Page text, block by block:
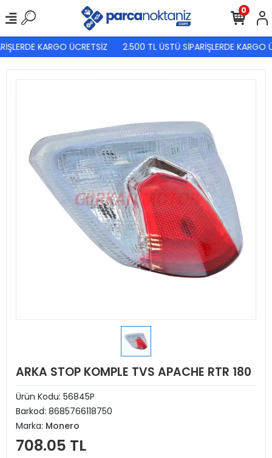
KARGO ÜCRETSİZ 2.500 TL ÜSTÜ SİPARİŞLERDE KARGO
0
ARKA STOP KOMPLE TVS APACHE RTR 180
Ürün Kodu: 56845P
Barkod: 8685766118750
Marka: Monero
708.05 TL